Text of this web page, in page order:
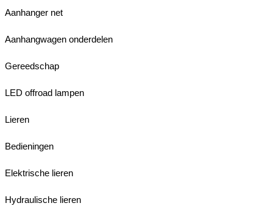
Aanhanger net
Aanhangwagen onderdelen
Gereedschap
LED offroad lampen
Lieren
Bedieningen
Elektrische lieren
Hydraulische lieren